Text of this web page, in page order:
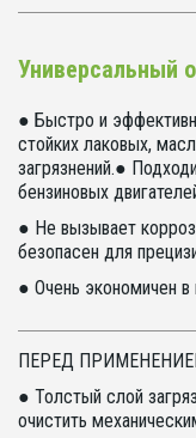
Универсальный
● Быстро и
стойких лаковых,
загрязнений.●
бензиновых
● Не вызывает
безопасен для
● Очень экономичен в
ПЕРЕД
● Толстый слой
очистить